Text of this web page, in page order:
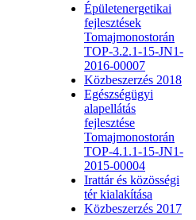
Épületenergetikai
fejlesztések
Tomajmonostorán
TOP-3.2.1-15-JN1-
2016-00007
Közbeszerzés 2018
Egészségügyi
alapellátás
fejlesztése
Tomajmonostorán
TOP-4.1.1-15-JN1-
2015-00004
Irattár és közösségi
tér kialakítása
Közbeszerzés 2017